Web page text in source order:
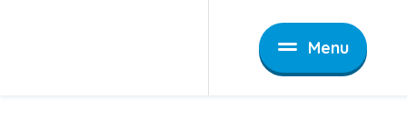
Menu